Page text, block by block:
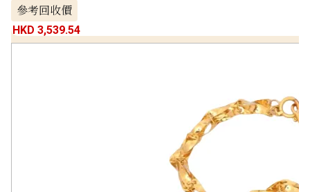
參考回收價
HKD 3,539.54